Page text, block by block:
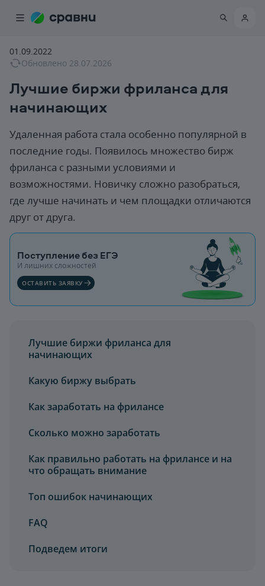
01.09.2022
Обновлено 28.07.2026
Лучшие биржи фриланса для
начинающих
Удаленная работа стала особенно популярной в
последние годы. Появилось множество бирж
фриланса с разными условиями и
возможностями. Новичку сложно разобраться,
где лучше начинать и чем площадки отличаются
друг от друга.
Поступление без ЕГЭ
И лишних сложностей
ОСТАВИТЬ ЗАЯВКУ
Лучшие биржи фриланса для
начинающих
Какую биржу выбрать
Как заработать на фрилансе
Сколько можно заработать
Как правильно работать на фрилансе и на
что обращать внимание
Топ ошибок начинающих
FAQ
Подведем итоги